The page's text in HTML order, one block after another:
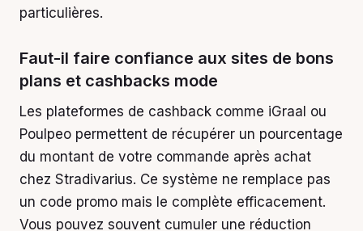
particulières.
Faut-il faire confiance aux sites de bons
plans et cashbacks mode
Les plateformes de cashback comme iGraal ou
Poulpeo permettent de récupérer un pourcentage
du montant de votre commande après achat
chez Stradivarius. Ce système ne remplace pas
un code promo mais le complète efficacement.
Vous pouvez souvent cumuler une réduction